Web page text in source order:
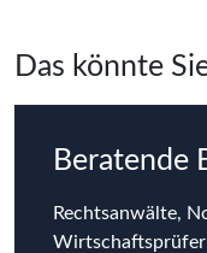
Das könnte
Beratende
Rechtsanwälte,
Wirtschaftsprüfer